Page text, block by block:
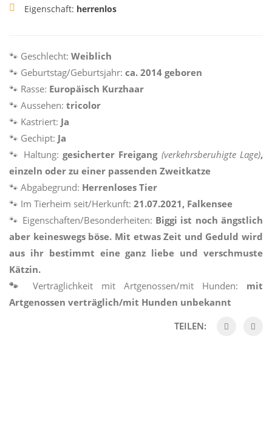
Eigenschaft: herrenlos
🐾 Geschlecht: Weiblich
🐾 Geburtstag/Geburtsjahr: ca. 2014 geboren
🐾 Rasse: Europäisch Kurzhaar
🐾 Aussehen: tricolor
🐾 Kastriert: Ja
🐾 Gechipt: Ja
🐾 Haltung: gesicherter Freigang (verkehrsberuhigte Lage),
einzeln oder zu einer passenden Zweitkatze
🐾 Abgabegrund: Herrenloses Tier
🐾 Im Tierheim seit/Herkunft: 21.07.2021, Falkensee
🐾 Eigenschaften/Besonderheiten: Biggi ist noch ängstlich
aber keineswegs böse. Mit etwas Zeit und Geduld wird
aus ihr bestimmt eine ganz liebe und verschmuste
Kätzin.
🐾
Verträglichkeit mit Artgenossen/mit Hunden: mit
Artgenossen verträglich/mit Hunden unbekannt
TEILEN: